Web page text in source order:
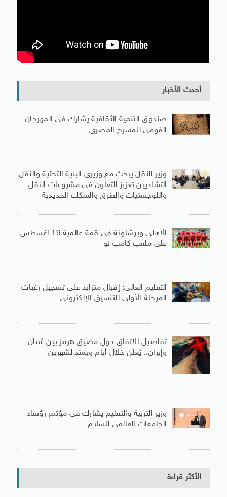
أحدث الأخبار
صندوق التنمية الثقافية يشارك فى المهرجان
القومى للمسرح المصرى
وزير النقل يبحث مع وزيرى البنية التحتية والنقل
التشاديين تعزيز التعاون فى مشروعات النقل
واللوجستيات والطرق والسكك الحديدية
الأهلى وبرشلونة فى قمة عالمية 19 أغسطس
على ملعب كامب نو
التعليم العالى: إقبال متزايد على تسجيل رغبات
المرحلة الأولى للتنسيق الإلكترونى
تفاصيل الاتفاق حول مضيق هرمز بين عُمان
وإيران.. يُعلن خلال أيام ويمتد لشهرين
وزير التربية والتعليم يشارك فى مؤتمر رؤساء
الجامعات العالمى للسلام
الأكثر قراءة